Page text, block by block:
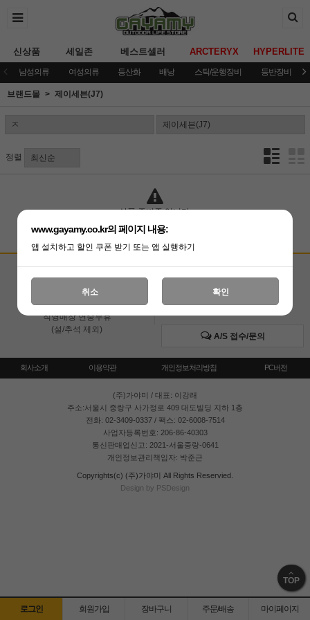
신상품 세일존 베스트셀러 ARCTERYX HYPERLITE
남성의류 여성의류 등산화 배낭 스틱/운행장비 등반장비
브랜드몰 제이세븐(J7)
정렬
상품 준비중 입니다.
고객상담센터
온라인 : 02-3409-0337
직영매장 : 02-3409-0339
직영매장 연중무휴
(설/추석 제외)
입금계좌안내
국민은행 051001-04-100255
A/S 접수/문의
회사소개 이용약관 개인정보처리방침 PC버전
(주)가야미 / 대표: 이강래
주소:서울시 중랑구 사가정로 409 대도빌딩 지하 1층
전화: 02-3409-0337 / 팩스: 02-6008-7514
사업자등록번호: 206-86-40303
통신판매업신고: 2021-서울중랑-0641
개인정보관리책임자: 박준근
Copyrights(c) (주)가야미 All Rights Reservied.
Design by PSDesign
TOP
로그인 회원가입 장바구니 주문/배송 마이페이지
www.gayamy.co.kr의 페이지 내용:
앱 설치하고 할인 쿠폰 받기 또는 앱 실행하기
취소 확인